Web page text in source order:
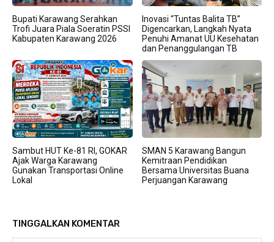
Bupati Karawang Serahkan
Trofi Juara Piala Soeratin PSSI
Kabupaten Karawang 2026
Inovasi “Tuntas Balita TB”
Digencarkan, Langkah Nyata
Penuhi Amanat UU Kesehatan
dan Penanggulangan TB
Sambut HUT Ke-81 RI, GOKAR
Ajak Warga Karawang
Gunakan Transportasi Online
Lokal
SMAN 5 Karawang Bangun
Kemitraan Pendidikan
Bersama Universitas Buana
Perjuangan Karawang
TINGGALKAN KOMENTAR